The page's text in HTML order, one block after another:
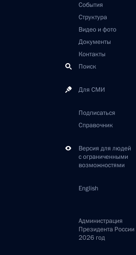
События
Структура
Видео и фото
Документы
Контакты
Поиск
Для СМИ
Подписаться
Справочник
Версия для людей
с ограниченными
возможностями
English
Администрация
Президента России
2026 год